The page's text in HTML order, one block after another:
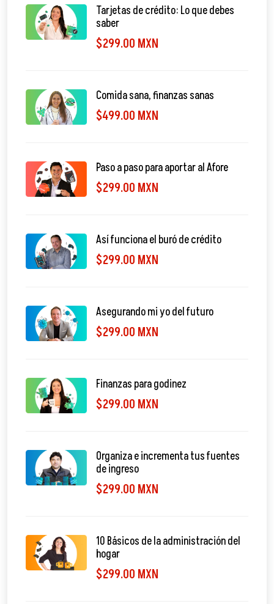
Tarjetas de crédito: Lo que debes
saber
$299.00 MXN
Comida sana, finanzas sanas
$499.00 MXN
Paso a paso para aportar al Afore
$299.00 MXN
Así funciona el buró de crédito
$299.00 MXN
Asegurando mi yo del futuro
$299.00 MXN
Finanzas para godinez
$299.00 MXN
Organiza e incrementa tus fuentes
de ingreso
$299.00 MXN
10 Básicos de la administración del
hogar
$299.00 MXN